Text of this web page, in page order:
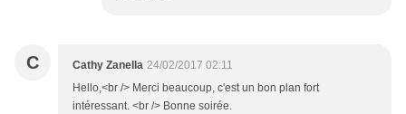
C Cathy Zanella 24/02/2017 02:11
Hello,<br /> Merci beaucoup, c'est un bon plan fort
intéressant. <br /> Bonne soirée.